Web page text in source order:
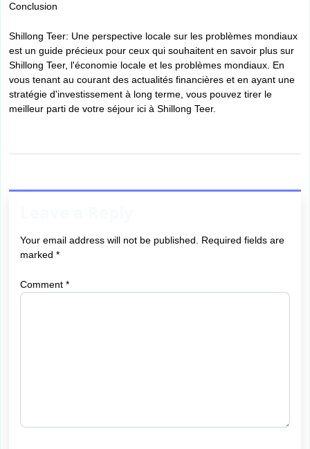
Conclusion
Shillong Teer: Une perspective locale sur les problèmes mondiaux
est un guide précieux pour ceux qui souhaitent en savoir plus sur
Shillong Teer, l'économie locale et les problèmes mondiaux. En
vous tenant au courant des actualités financières et en ayant une
stratégie d'investissement à long terme, vous pouvez tirer le
meilleur parti de votre séjour ici à Shillong Teer.
Your email address will not be published. Required fields are
marked *
Comment *